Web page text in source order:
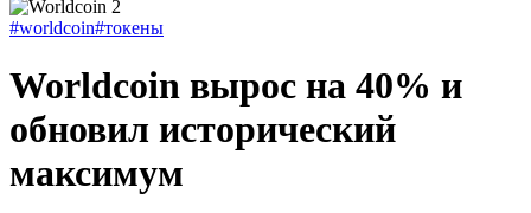
#worldcoin#токены
Worldcoin вырос на 40% и
обновил исторический
максимум